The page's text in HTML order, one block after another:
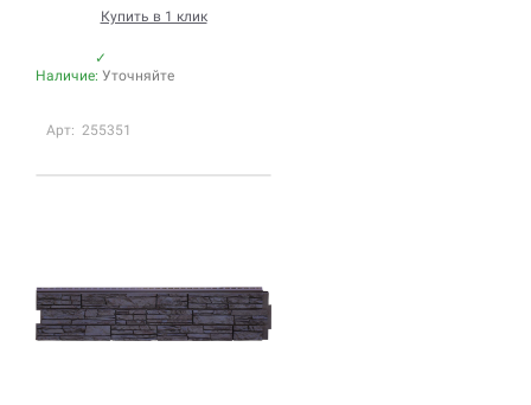
Купить в 1 клик
✓
Наличие: Уточняйте
Арт: 255351